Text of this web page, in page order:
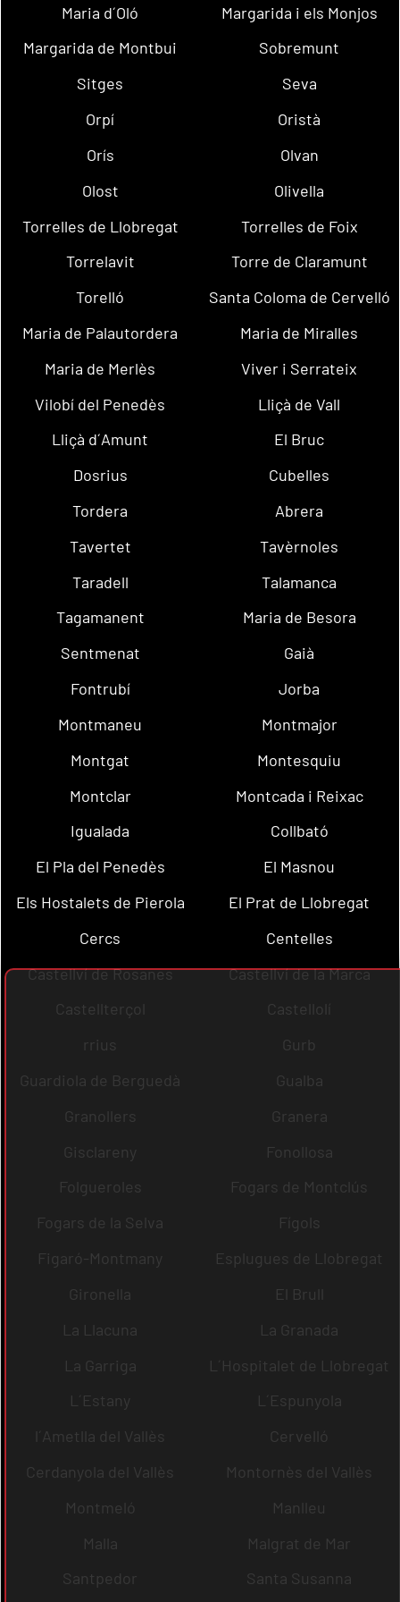
Maria d´Oló
Margarida i els Monjos
Margarida de Montbui
Sobremunt
Sitges
Seva
Orpí
Oristà
Orís
Olvan
Olost
Olivella
Torrelles de Llobregat
Torrelles de Foix
Torrelavit
Torre de Claramunt
Torelló
Santa Coloma de Cervelló
Maria de Palautordera
Maria de Miralles
Maria de Merlès
Viver i Serrateix
Vilobí del Penedès
Lliçà de Vall
Lliçà d´Amunt
El Bruc
Dosrius
Cubelles
Tordera
Abrera
Tavertet
Tavèrnoles
Taradell
Talamanca
Tagamanent
Maria de Besora
Sentmenat
Gaià
Fontrubí
Jorba
Montmaneu
Montmajor
Montgat
Montesquiu
Montclar
Montcada i Reixac
Igualada
Collbató
El Pla del Penedès
El Masnou
Els Hostalets de Pierola
El Prat de Llobregat
Cercs
Centelles
Castellví de Rosanes
Castellví de la Marca
Castellterçol
Castellolí
rrius
Gurb
Guardiola de Berguedà
Gualba
Granollers
Granera
Gisclareny
Fonollosa
Folgueroles
Fogars de Montclús
Fogars de la Selva
Fígols
Figaró-Montmany
Esplugues de Llobregat
Gironella
El Brull
La Llacuna
La Granada
La Garriga
L´Hospitalet de Llobregat
L´Estany
L´Espunyola
l´Ametlla del Vallès
Cervelló
Cerdanyola del Vallès
Montornès del Vallès
Montmeló
Manlleu
Malla
Malgrat de Mar
Santpedor
Santa Susanna